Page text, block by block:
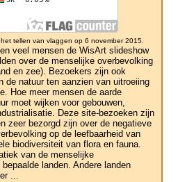
tellen van vlaggen op 6 november 2015.
veel mensen de WisArt slideshow
over de menselijke overbevolking
en zee). Bezoekers zijn ook
de natuur ten aanzien van uitroeiing
Hoe meer mensen de aarde
moet wijken voor gebouwen,
Deze site-bezoeken zijn
zeer bezorgd zijn over de negatieve
op de leefbaarheid van
biodiversiteit van flora en fauna.
van de menselijke
landen. Andere landen
...